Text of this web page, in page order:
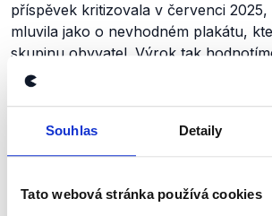
Souhlas Detaily
Tato webová stránka používá cookies
příspěvek kritizovala v červenci
mluvila jako o nevhodném plakátu,
skupinu obyvatel. Výrok tak
Výrok jsme zmínili